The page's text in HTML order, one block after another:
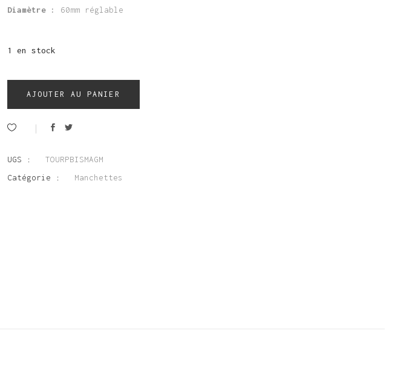
Diamètre :
60mm réglable
1 en stock
AJOUTER AU PANIER
UGS :
TOURPBISMAGM
Catégorie :
Manchettes